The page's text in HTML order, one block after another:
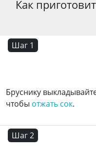
Как
Шаг 1
Бруснику
чтобы отжать сок.
Шаг 2